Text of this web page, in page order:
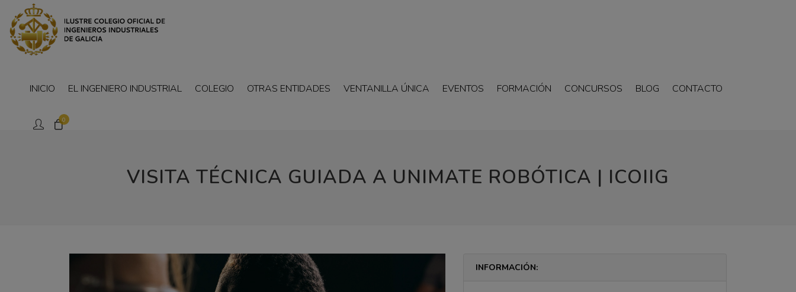
0
INICIO EL INGENIERO INDUSTRIAL COLEGIO OTRAS ENTIDADES VENTANILLA ÚNICA EVENTOS FORMACIÓN CONCURSOS BLOG CONTACTO
VISITA TÉCNICA GUIADA A UNIMATE ROBÓTICA | ICOIIG
INFORMACIÓN: